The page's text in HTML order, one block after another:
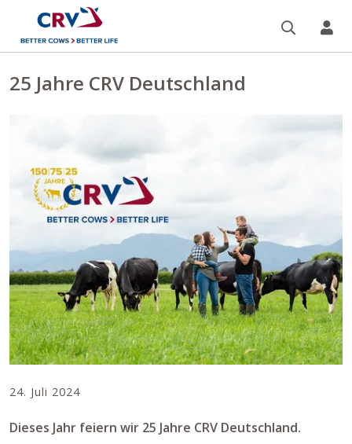
25 Jahre CRV Deutschland
24. Juli 2024
Dieses Jahr feiern wir 25 Jahre CRV Deutschland.